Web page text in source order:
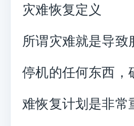
灾难恢复定义
所谓灾难就是导
停机的任何东西，
难恢复计划是非常